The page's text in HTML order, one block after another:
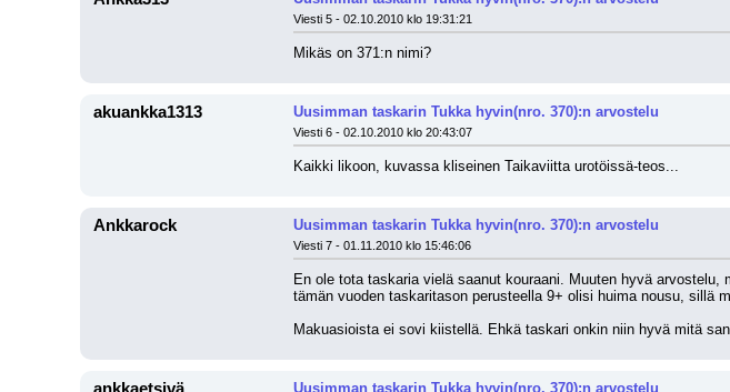
Viesti 5 - 02.10.2010 klo 19:31:21
Mikäs on 371:n nimi?
akuankka1313 Uusimman taskarin Tukka hyvin(nro. 370):n arvostelu
Viesti 6 - 02.10.2010 klo 20:43:07
Kaikki likoon, kuvassa kliseinen Taikaviitta urotöissä-teos...
Ankkarock Uusimman taskarin Tukka hyvin(nro. 370):n arvostelu
Viesti 7 - 01.11.2010 klo 15:46:06
En ole tota taskaria vielä saanut kouraani. Muuten hyvä
tämän vuoden taskaritason perusteella 9+ olisi huima nousu, sillä
Makuasioista ei sovi kiistellä. Ehkä taskari onkin niin hyvä mitä
Uusimman taskarin Tukka hyvin(nro. 370):n arvostelu